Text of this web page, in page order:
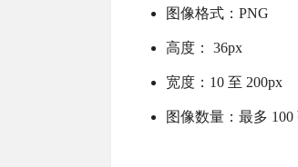
图像格式：PNG
高度： 36px
宽度：10 至 200px
图像数量：最多 100